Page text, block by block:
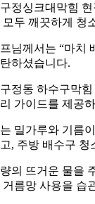
정싱크대막힘
모두 깨끗하게 청
님께서는 “마치
하셨습니다.
정동 하수구막
가이드를 제공
밀가루와 기름
, 주방 배수구 청
의 뜨거운 물을
거름망 사용을 습